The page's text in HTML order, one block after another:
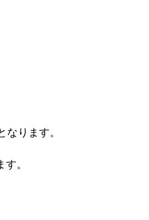
ります。
。